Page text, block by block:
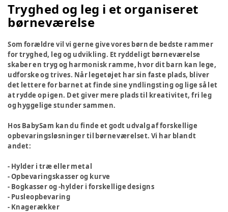
Tryghed og leg i et organiseret
børneværelse
Som forældre vil vi gerne give vores børn de bedste rammer
for tryghed, leg og udvikling. Et ryddeligt børneværelse
skaber en tryg og harmonisk ramme, hvor dit barn kan lege,
udforske og trives. Når legetøjet har sin faste plads, bliver
det lettere for barnet at finde sine yndlingsting og lige så let
at rydde op igen. Det giver mere plads til kreativitet, fri leg
og hyggelige stunder sammen.
Hos BabySam kan du finde et godt udvalg af forskellige
opbevaringsløsninger til børneværelset. Vi har blandt
andet:
- Hylder i træ eller metal
- Opbevaringskasser og kurve
- Bogkasser og -hylder i forskellige designs
- Pusleopbevaring
- Knagerækker